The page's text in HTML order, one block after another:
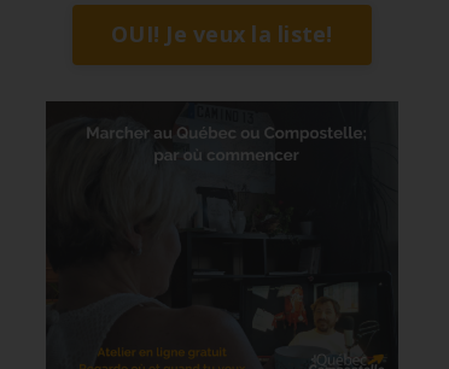
OUI! Je veux la liste!